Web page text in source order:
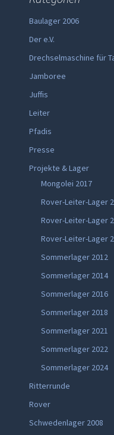
Baulager 2006
Der e.V.
Drechselmaschine für
Jamboree
Juffis
Leiter
Pfadis
Presse
Projekte & Lager
Mongolei 2017
Rover-Leiter-Lager
Rover-Leiter-Lager
Rover-Leiter-Lager
Sommerlager 2012
Sommerlager 2014
Sommerlager 2016
Sommerlager 2018
Sommerlager 2021
Sommerlager 2022
Sommerlager 2024
Ritterrunde
Rover
Schwedenlager 2008